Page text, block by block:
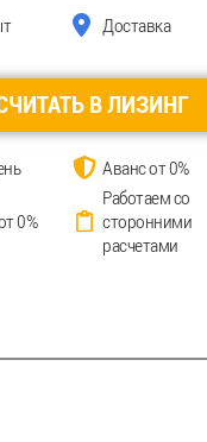
Доставка
В ЛИЗИНГ
Аванс от 0%
0%
Работаем со
сторонними
расчетами